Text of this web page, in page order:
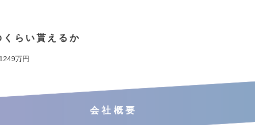
くらい貰えるか
万円
会社概要